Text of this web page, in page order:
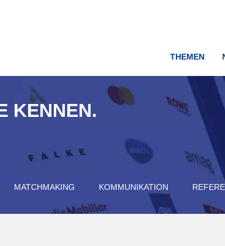
THEMEN
KENNEN.
MATCHMAKING KOMMUNIKATION